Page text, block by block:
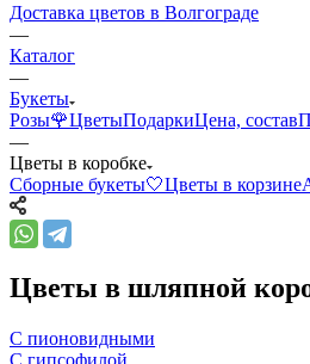
Доставка цветов в Волгограде
—
Каталог
—
Букеты
Розы🌹ЦветыПодаркиЦена, состав
—
Цветы в коробке
Сборные букеты🤍Цветы в корзине
Цветы в шляпной
С пионовидными
С гипсофилой